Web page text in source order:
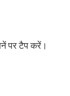
पर टैप करें।